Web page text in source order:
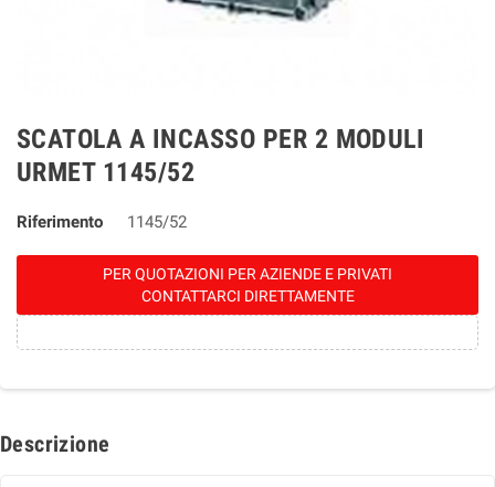
SCATOLA A INCASSO PER 2 MODULI
URMET 1145/52
Riferimento 1145/52
PER QUOTAZIONI PER AZIENDE E PRIVATI
CONTATTARCI DIRETTAMENTE
Descrizione